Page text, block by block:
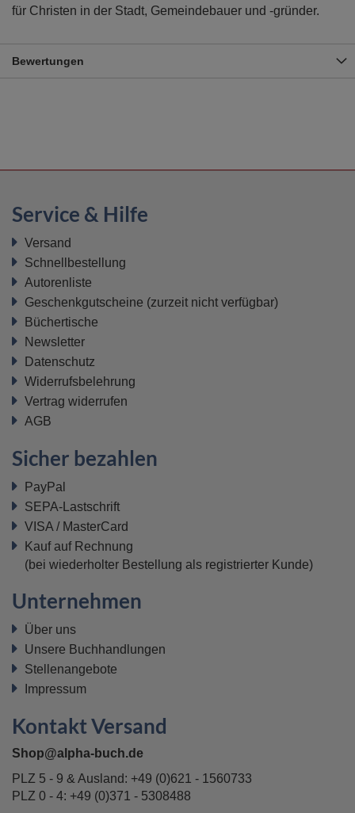
für Christen in der Stadt, Gemeindebauer und -gründer.
Bewertungen
Service & Hilfe
Versand
Schnellbestellung
Autorenliste
Geschenkgutscheine (zurzeit nicht verfügbar)
Büchertische
Newsletter
Datenschutz
Widerrufsbelehrung
Vertrag widerrufen
AGB
Sicher bezahlen
PayPal
SEPA-Lastschrift
VISA / MasterCard
Kauf auf Rechnung
(bei wiederholter Bestellung als registrierter Kunde)
Unternehmen
Über uns
Unsere Buchhandlungen
Stellenangebote
Impressum
Kontakt Versand
Shop@alpha-buch.de
PLZ 5 - 9 & Ausland: +49 (0)621 - 1560733
PLZ 0 - 4: +49 (0)371 - 5308488